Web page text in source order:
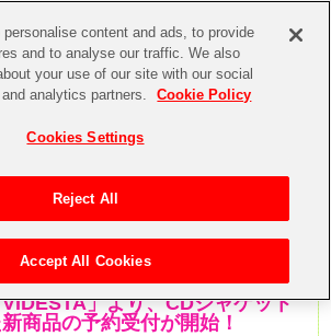
」より、CDジャケット
商品の予約受付が開始！
content and ads, to provide
and to analyse our traffic. We also
your use of our site with our social
analytics partners.
Cookie Policy
Cookies Settings
Reject All
Accept All Cookies